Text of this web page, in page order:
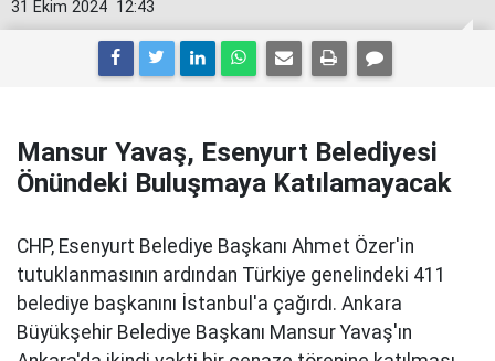
12:43
31 Ekim 2024
Mansur Yavaş, Esenyurt Belediyesi
Önündeki Buluşmaya Katılamayacak
CHP, Esenyurt Belediye Başkanı Ahmet Özer'in
tutuklanmasının ardından Türkiye genelindeki 411
belediye başkanını İstanbul'a çağırdı. Ankara
Büyükşehir Belediye Başkanı Mansur Yavaş'ın